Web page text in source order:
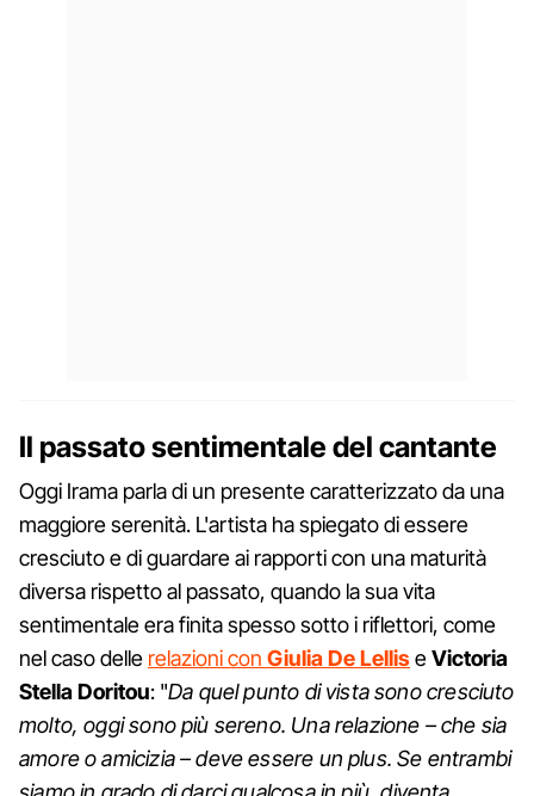
Il passato sentimentale del cantante
Oggi Irama parla di un presente caratterizzato da una
maggiore serenità. L'artista ha spiegato di essere
cresciuto e di guardare ai rapporti con una maturità
diversa rispetto al passato, quando la sua vita
sentimentale era finita spesso sotto i riflettori, come
nel caso delle relazioni con Giulia De LelliseVictoria
Stella Doritou: "Da quel punto di vista sono cresciuto
molto, oggi sono più sereno. Una relazione – che sia
amore o amicizia – deve essere un plus. Se entrambi